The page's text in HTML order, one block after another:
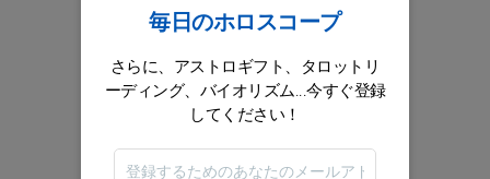
毎日のホロスコープ
さらに、アストロギフト、タロットリ
ーディング、バイオリズム...今すぐ登録
してください！